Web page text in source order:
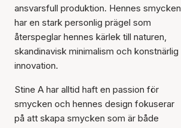
ansvarsfull produktion. Hennes smycken
har en stark personlig prägel som
återspeglar hennes kärlek till naturen,
skandinavisk minimalism och konstnärlig
innovation.
Stine A har alltid haft en passion för
smycken och hennes design fokuserar
på att skapa smycken som är både